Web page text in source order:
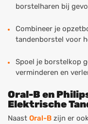
borstelharen bij
Combineer je
tandenborstel voor
Spoel je borstelkop
verminderen en
Oral-B en
Elektrische
Naast Oral-B zijn er